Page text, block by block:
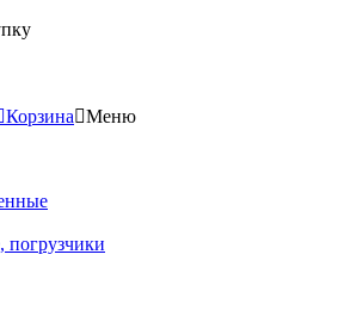
Корзина Меню
погрузчики